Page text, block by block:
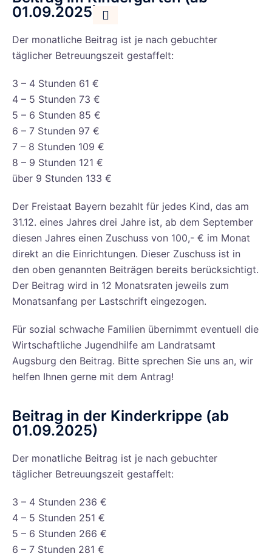
01.09.2025)
Der monatliche Beitrag ist je nach gebuchter
täglicher Betreuungszeit gestaffelt:
3 – 4 Stunden 61 €
4 – 5 Stunden 73 €
5 – 6 Stunden 85 €
6 – 7 Stunden 97 €
7 – 8 Stunden 109 €
8 – 9 Stunden 121 €
über 9 Stunden 133 €
Der Freistaat Bayern bezahlt für jedes Kind, das am
31.12. eines Jahres drei Jahre ist, ab dem September
diesen Jahres einen Zuschuss von 100,- € im Monat
direkt an die Einrichtungen. Dieser Zuschuss ist in
den oben genannten Beiträgen bereits berücksichtigt.
Der Beitrag wird in 12 Monatsraten jeweils zum
Monatsanfang per Lastschrift eingezogen.
Für sozial schwache Familien übernimmt eventuell die
Wirtschaftliche Jugendhilfe am Landratsamt
Augsburg den Beitrag. Bitte sprechen Sie uns an, wir
helfen Ihnen gerne mit dem Antrag!
Beitrag in der Kinderkrippe (ab
01.09.2025)
Der monatliche Beitrag ist je nach gebuchter
täglicher Betreuungszeit gestaffelt:
3 – 4 Stunden 236 €
4 – 5 Stunden 251 €
5 – 6 Stunden 266 €
6 – 7 Stunden 281 €